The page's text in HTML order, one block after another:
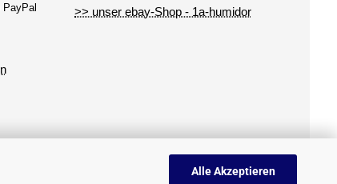
Alle Akzeptieren
>> unser ebay-Shop - 1a-humidor